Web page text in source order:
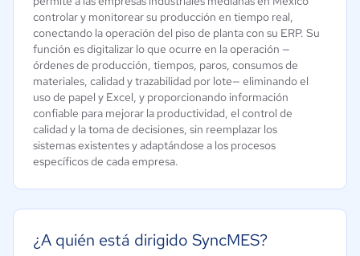
controlar y monitorear su producción en tiempo real,
conectando la operación del piso de planta con su ERP. Su
función es digitalizar lo que ocurre en la operación —
órdenes de producción, tiempos, paros, consumos de
materiales, calidad y trazabilidad por lote— eliminando el
uso de papel y Excel, y proporcionando información
confiable para mejorar la productividad, el control de
calidad y la toma de decisiones, sin reemplazar los
sistemas existentes y adaptándose a los procesos
específicos de cada empresa.
¿A quién está dirigido SyncMES?